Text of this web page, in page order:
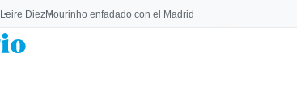
Leire DiezMourinho enfadado con el Madrid